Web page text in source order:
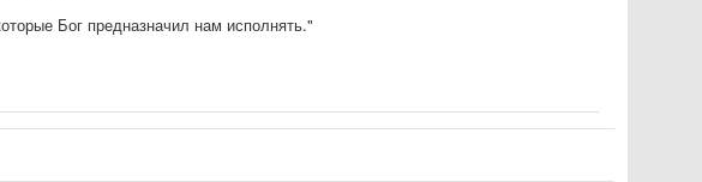
Бог предназначил нам исполнять."